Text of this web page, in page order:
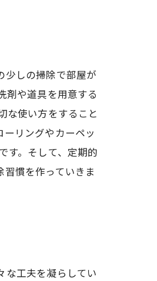
少しの掃除で部屋が
剤や道具を用意する
な使い方をすること
リングやカーペッ
す。そして、定期的
慣を作っていきま
な工夫を凝らしてい